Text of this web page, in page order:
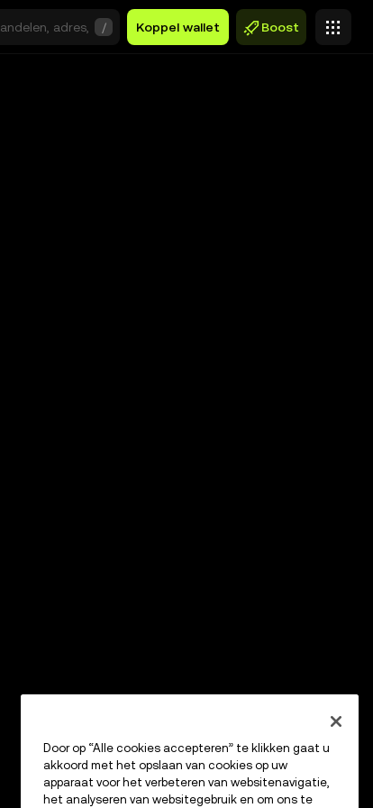
/ Koppel wallet Boost
Door op “Alle cookies accepteren” te klikken gaat u
akkoord met het opslaan van cookies op uw
apparaat voor het verbeteren van websitenavigatie,
het analyseren van websitegebruik en om ons te